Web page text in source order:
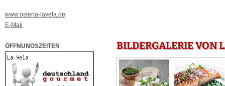
www.osteria-lavela.de
E-Mail
ÖFFNUNGSZEITEN BILDERGALERIE VON